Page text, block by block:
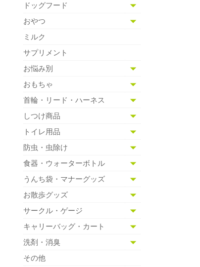
ドッグフード
おやつ
ミルク
サプリメント
お悩み別
おもちゃ
首輪・リード・ハーネス
しつけ商品
トイレ用品
防虫・虫除け
食器・ウォーターボトル
うんち袋・マナーグッズ
お散歩グッズ
サークル・ゲージ
キャリーバッグ・カート
洗剤・消臭
その他